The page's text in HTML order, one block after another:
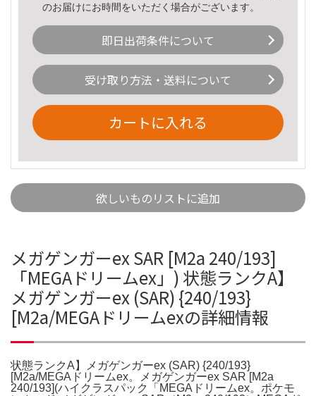
のお届けにお時間をいただく場合がございます。
即日出荷条件について
受け取り方法・送料について
カートに入れる
欲しいものリストに追加
メガゲンガーex SAR [M2a 240/193]
「MEGAドリームex」) 状態ランクA】
メガゲンガーex (SAR) {240/193}
[M2a/MEGAドリームexの詳細情報
状態ランクA】メガゲンガーex (SAR) {240/193}
[M2a/MEGAドリームex。メガゲンガーex SAR [M2a
240/193](ハイクラスパック「MEGAドリームex。ポケモ